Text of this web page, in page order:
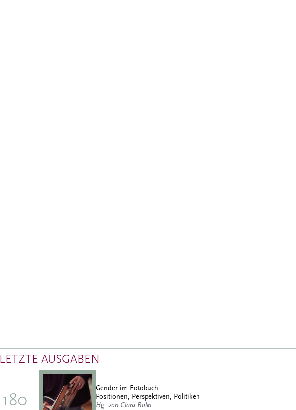
LETZTE AUSGABEN
180
Gender im Fotobuch
Positionen, Perspektiven, Politiken
Hg. von Clara Bolin